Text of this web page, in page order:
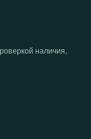
наличия,